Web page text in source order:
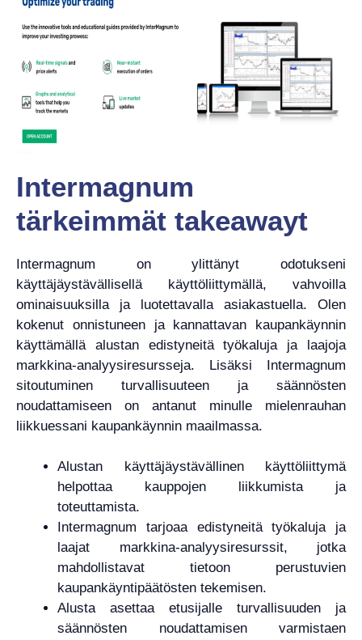
Intermagnum
tärkeimmät takeawayt
Intermagnum on ylittänyt odotukseni
käyttäjäystävällisellä käyttöliittymällä, vahvoilla
ominaisuuksilla ja luotettavalla asiakastuella. Olen
kokenut onnistuneen ja kannattavan kaupankäynnin
käyttämällä alustan edistyneitä työkaluja ja laajoja
markkina-analyysiresursseja. Lisäksi Intermagnum
sitoutuminen turvallisuuteen ja säännösten
noudattamiseen on antanut minulle mielenrauhan
liikkuessani kaupankäynnin maailmassa.
Alustan käyttäjäystävällinen käyttöliittymä
helpottaa kauppojen liikkumista ja
toteuttamista.
Intermagnum tarjoaa edistyneitä työkaluja ja
laajat markkina-analyysiresurssit, jotka
mahdollistavat tietoon perustuvien
kaupankäyntipäätösten tekemisen.
Alusta asettaa etusijalle turvallisuuden ja
säännösten noudattamisen varmistaen